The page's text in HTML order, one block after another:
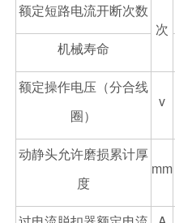
额定短路电流开断次数
次
机械寿命
额定操作电压（分合线
圈）
v
动静头允许磨损累计厚
度
mm